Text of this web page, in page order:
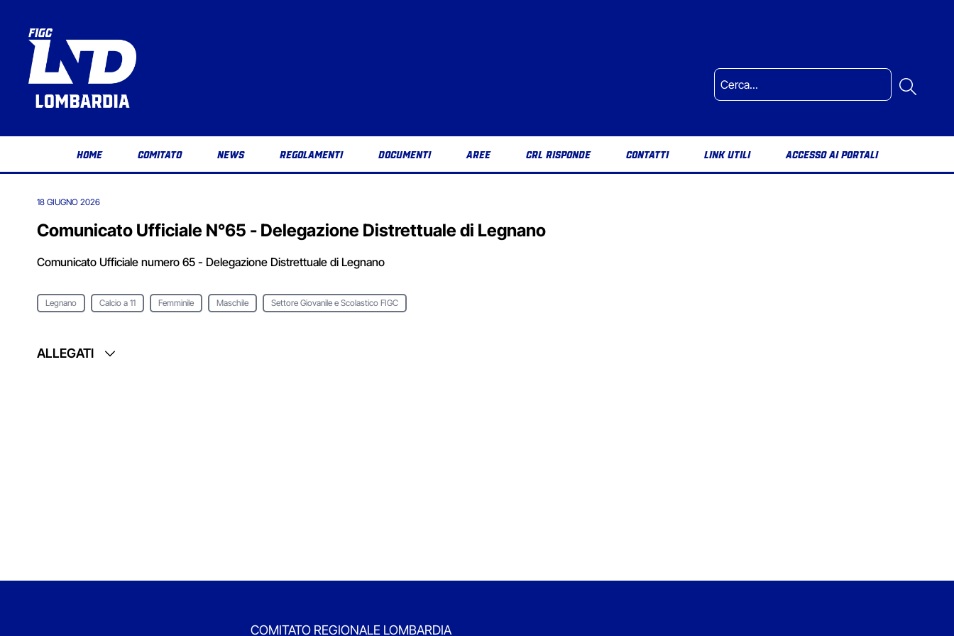
HOME COMITATO NEWS REGOLAMENTI DOCUMENTI AREE CRL RISPONDE CONTATTI LINK UTILI ACCESSO AI PORTALI
18 GIUGNO 2026
Comunicato Ufficiale N°65 - Delegazione Distrettuale di Legnano
Comunicato Ufficiale numero 65 - Delegazione Distrettuale di Legnano
Legnano Calcio a 11 Femminile Maschile Settore Giovanile e Scolastico FIGC
ALLEGATI
COMITATO REGIONALE LOMBARDIA